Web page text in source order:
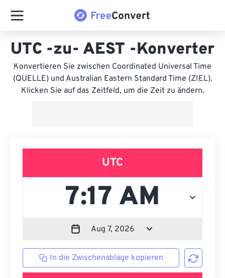
UTC -zu- AEST -Konverter
Konvertieren Sie zwischen Coordinated Universal Time
(QUELLE) und Australian Eastern Standard Time (ZIEL).
Klicken Sie auf das Zeitfeld, um die Zeit zu ändern.
UTC
In die Zwischenablage kopieren